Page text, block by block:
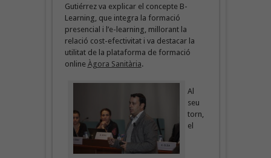
Gutiérrez va explicar el concepte B-
Learning, que integra la formació
presencial i l’e-learning, millorant la
relació cost-efectivitat i va destacar la
utilitat de la plataforma de formació
online Àgora Sanitària.
Al
seu
torn,
el